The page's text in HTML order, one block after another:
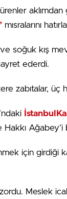
mısralarını
ve soğuk kış
ederdi.
zabıtalar, üç
Hakkı
için girdiği
Meslek